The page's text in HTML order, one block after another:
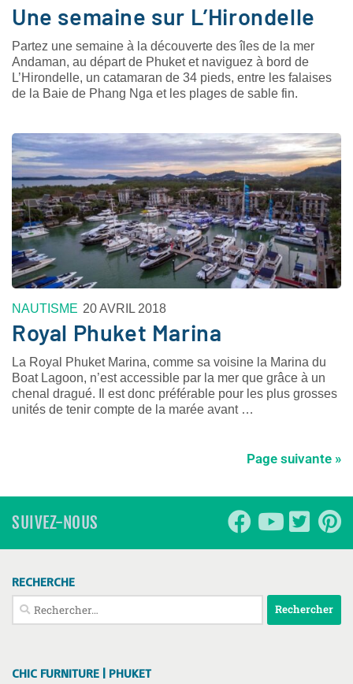
Une semaine sur L’Hirondelle
Partez une semaine à la découverte des îles de la mer
Andaman, au départ de Phuket et naviguez à bord de
L’Hirondelle, un catamaran de 34 pieds, entre les falaises
de la Baie de Phang Nga et les plages de sable fin.
NAUTISME 20 AVRIL 2018
Royal Phuket Marina
La Royal Phuket Marina, comme sa voisine la Marina du
Boat Lagoon, n’est accessible par la mer que grâce à un
chenal dragué. Il est donc préférable pour les plus grosses
unités de tenir compte de la marée avant …
Page suivante »
SUIVEZ-NOUS
RECHERCHE
Rechercher :
CHIC FURNITURE | PHUKET